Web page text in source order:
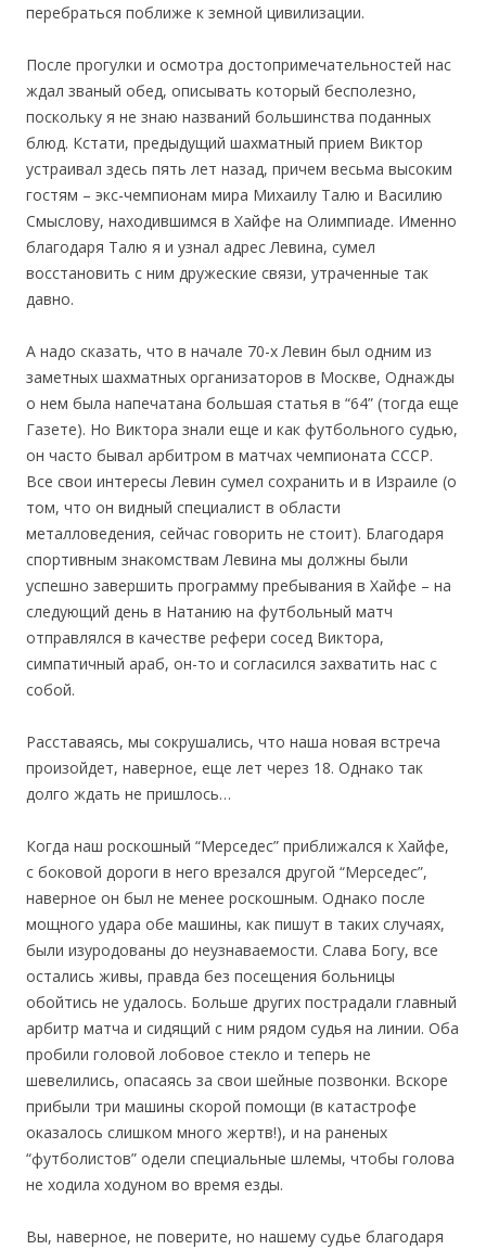
перебраться поближе к земной цивилизации.
После прогулки и осмотра достопримечательностей нас
ждал званый обед, описывать который бесполезно,
поскольку я не знаю названий большинства поданных
блюд. Кстати, предыдущий шахматный прием Виктор
устраивал здесь пять лет назад, причем весьма высоким
гостям – экс-чемпионам мира Михаилу Талю и Василию
Смыслову, находившимся в Хайфе на Олимпиаде. Именно
благодаря Талю я и узнал адрес Левина, сумел
восстановить с ним дружеские связи, утраченные так
давно.
А надо сказать, что в начале 70-х Левин был одним из
заметных шахматных организаторов в Москве, Однажды
о нем была напечатана большая статья в “64” (тогда еще
Газете). Но Виктора знали еще и как футбольного судью,
он часто бывал арбитром в матчах чемпионата СССР.
Все свои интересы Левин сумел сохранить и в Израиле (о
том, что он видный специалист в области
металловедения, сейчас говорить не стоит). Благодаря
спортивным знакомствам Левина мы должны были
успешно завершить программу пребывания в Хайфе – на
следующий день в Натанию на футбольный матч
отправлялся в качестве рефери сосед Виктора,
симпатичный араб, он-то и согласился захватить нас с
собой.
Расставаясь, мы сокрушались, что наша новая встреча
произойдет, наверное, еще лет через 18. Однако так
долго ждать не пришлось…
Когда наш роскошный “Мерседес” приближался к Хайфе,
с боковой дороги в него врезался другой “Мерседес”,
наверное он был не менее роскошным. Однако после
мощного удара обе машины, как пишут в таких случаях,
были изуродованы до неузнаваемости. Слава Богу, все
остались живы, правда без посещения больницы
обойтись не удалось. Больше других пострадали главный
арбитр матча и сидящий с ним рядом судья на линии. Оба
пробили головой лобовое стекло и теперь не
шевелились, опасаясь за свои шейные позвонки. Вскоре
прибыли три машины скорой помощи (в катастрофе
оказалось слишком много жертв!), и на раненых
“футболистов” одели специальные шлемы, чтобы голова
не ходила ходуном во время езды.
Вы, наверное, не поверите, но нашему судье благодаря